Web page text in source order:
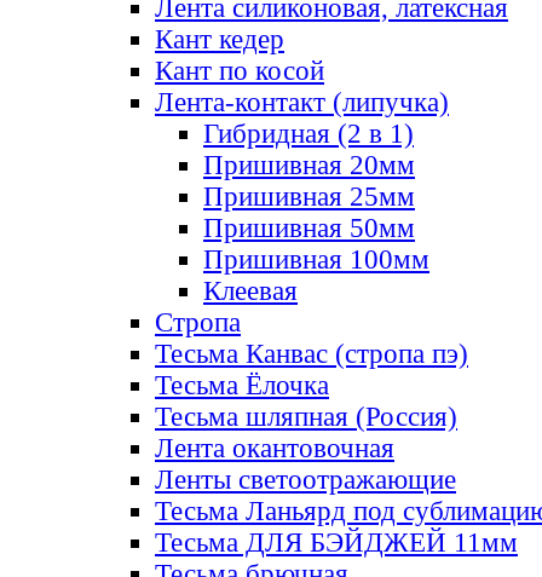
Лента силиконовая, латексная
Кант кедер
Кант по косой
Лента-контакт (липучка)
Гибридная (2 в 1)
Пришивная 20мм
Пришивная 25мм
Пришивная 50мм
Пришивная 100мм
Клеевая
Стропа
Тесьма Канвас (стропа пэ)
Тесьма Ёлочка
Тесьма шляпная (Россия)
Лента окантовочная
Ленты светоотражающие
Тесьма Ланьярд под
Тесьма ДЛЯ БЭЙДЖЕЙ 11мм